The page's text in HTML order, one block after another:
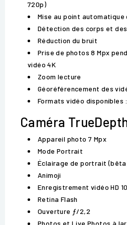
720p)
Mise au point automatique
Détection des corps et
Réduction du bruit
Prise de photos 8 Mpx
vidéo 4K
Zoom lecture
Géoréférencement des
Formats vidéo disponibles :
Caméra
Appareil photo 7 Mpx
Mode Portrait
Éclairage de portrait
Animoji
Enregistrement vidéo HD
Retina Flash
Ouverture ƒ/2,2